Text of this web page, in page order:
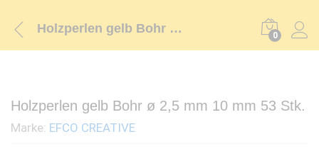
Holzperlen gelb Bohr ø 2,5 mm 10 mm 53 Stk. 0
Holzperlen gelb Bohr ø 2,5 mm 10 mm 53 Stk.
Marke: EFCO CREATIVE